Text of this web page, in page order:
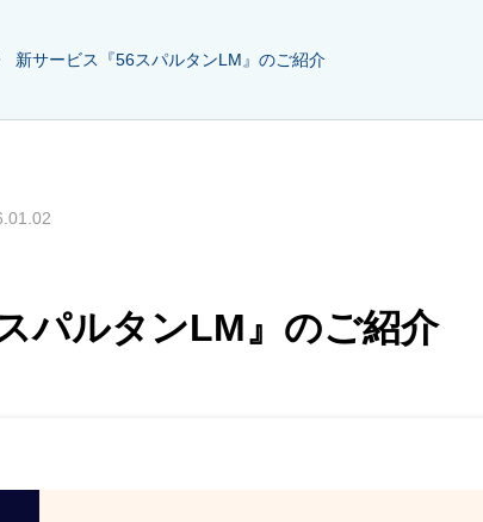
新サービス『56スパルタンLM』のご紹介
パルタンLM』のご紹介